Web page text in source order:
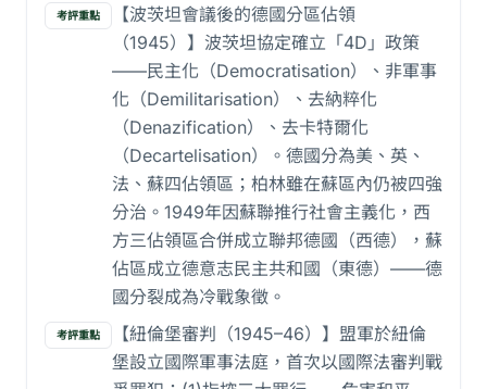
考評重點
【波茨坦會議後的德國分區佔領
（1945）】波茨坦協定確立「4D」政策
——民主化（Democratisation）、非軍事
化（Demilitarisation）、去納粹化
（Denazification）、去卡特爾化
（Decartelisation）。德國分為美、英、
法、蘇四佔領區；柏林雖在蘇區內仍被四強
分治。1949年因蘇聯推行社會主義化，西
方三佔領區合併成立聯邦德國（西德），蘇
佔區成立德意志民主共和國（東德）——德
國分裂成為冷戰象徵。
考評重點
【紐倫堡審判（1945–46）】盟軍於紐倫
堡設立國際軍事法庭，首次以國際法審判戰